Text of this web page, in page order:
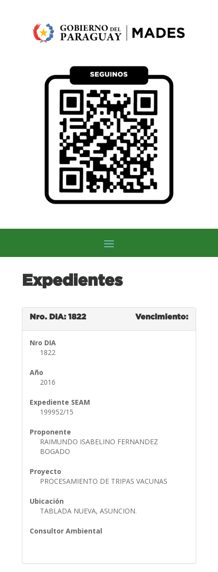
Expedientes
Nro. DIA: 1822 Vencimiento:
Nro DIA
1822
Año
2016
Expediente SEAM
199952/15
Proponente
RAIMUNDO ISABELINO FERNANDEZ
BOGADO
Proyecto
PROCESAMIENTO DE TRIPAS VACUNAS
Ubicación
TABLADA NUEVA, ASUNCION.
Consultor Ambiental